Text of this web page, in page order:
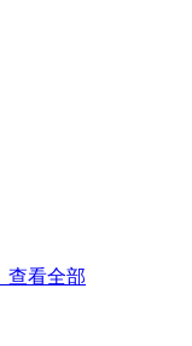
查看全部